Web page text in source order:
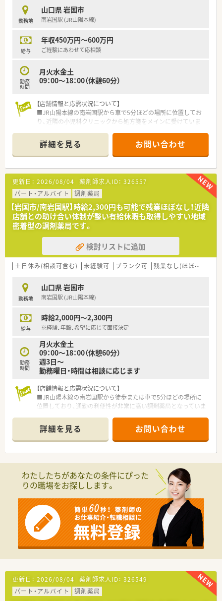
■経営陣との距離が非常に近く現場の意見が反映されやすいた
め、風通しの良い環境でストレスなく働くことが可能です。
■地域密着型の「かかりつけ薬局」を目指しており、一人ひとり
【職場環境と雰囲気】
ので、困ったことがあればすぐに相談できる温かい環境です。
■駅から徒歩5分と通勤に便利な立地でありながら、車通勤も許
可されているため、天候に左右されず快適に通うことが可能で
■産休や育休の取得実績も豊富にあり、女性薬剤師の方もライフ
ステージの変化を楽しみながら安心して活躍できる職場です。
勤務地
山口県 岩国市
南岩国駅 (JR山陽本線)
給与
年収450万円～600万円
ご経験にあわせて応相談
勤務
時間
月火水金土
09：00～18：00（休憩60分）
【店舗情報と応需状況について】
■JR山陽本線の南岩国駅から車で5分ほどの場所に位置してお
り、近隣の小児科クリニックから処方箋をメインに受けていま
■処方箋枚数は1日平均40枚ほどで、科目構成は小児科が中心で
すが、他にも内科や皮膚科など幅広い内容に対応している店舗で
す。
■勤務体制は常勤薬剤師1名に対して事務員が常時3名体制とな
っており、調剤業務に専念しやすい手厚い環境が整っています。
【募集背景と求める人物像について】
■組織の若返りや体制強化を見据えた定期採用を行っており、即
戦力の方はもちろん、人柄を重視した積極的な採用を検討してい
ます。
■周囲のスタッフと円滑に連携を取りながら、困った時には互い
に助け合える協調性をお持ちの方を、急募としてお迎えしたい考
■年齢に関わらず幅広い層の薬剤師さんを募集しており、患者様
や地域の方々に明るく丁寧な対応ができる方を求めていらっし
【法人特徴について】
■山口県岩国市内に計2店舗を展開しており、地域に密着した運
です。
■各店舗が車で5分圏内という非常に近い距離に集まっているた
ります。
■社員同士の協調性を何よりも大切にしており、代表の家族も事
務ラウンダーとして現場を支えるなど、アットホームな社風が特
徴です。
詳細を見る お問い合わせ
更新日： 2026/08/04 薬剤師求人ID： 326557
パート・アルバイト
調剤薬局
【岩国市/南岩国駅】時給2,300円も可能で残業ほぼなし！近隣
店舗との助け合い体制が整い有給休暇も取得しやすい地域
密着型の調剤薬局です。
検討リストに追加
土日休み(相談可含む) 未経験可 ブランク可 残業なし(ほぼなし含む)
勤務地
山口県 岩国市
南岩国駅 (JR山陽本線)
給与
時給2,000円～2,300円
※経験、年齢、希望に応じて面接決定
勤務
時間
月火水金土
09：00～18：00（休憩60分）
週3日～
勤務曜日・時間は相談に応じます
【店舗情報と応需状況について】
■JR山陽本線の南岩国駅から徒歩または車で5分ほどの場所に
位置しており、通勤の利便性が非常に高い調剤薬局となっていま
■応需科目は内科や小児科、皮膚科が中心で、1日あたりの処方
箋枚数は約40枚となっており、無理のないペースで勤務が可能で
す。
■勤務体制は薬剤師が常勤1名、事務員がパート6名で常時3名体
【募集背景と求める人物像について】
■今回は欠員補充による募集となっており、即戦力として周囲と
協力しながら円滑に業務を進められる方を急募しております。
■何よりも協調性を大事にしており、店舗のスタッフや近隣店舗
のメンバーと互いに助け合いながら勤務できる方を求めていま
す。
■電子薬歴やパソコン操作に対応できる方を募集しており、年齢
は問わず幅広い層の薬剤師の方からのご応募をお待ちしていま
す。
【法人特徴について】
■山口県岩国市内に2店舗を展開しており、各店舗が車で5分程
度の距離にあるため、医薬品の不足時なども迅速な連携が可能で
詳細を見る お問い合わせ
わたしたちがあなたの条件にぴった
りの職場をお探しします。
更新日： 2026/08/04 薬剤師求人ID： 326549
パート・アルバイト
調剤薬局